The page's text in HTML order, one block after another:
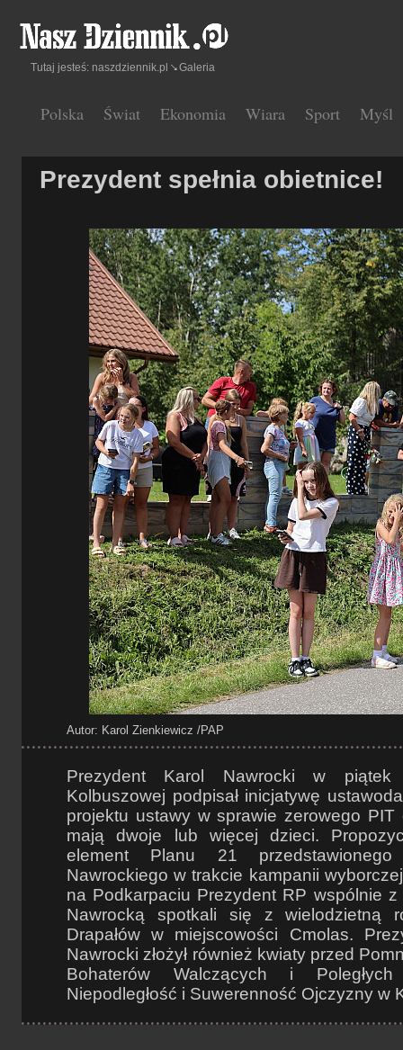
Polska Świat Ekonomia Wiara Sport Myśl
Tutaj jesteś: naszdziennik.pl Galeria
Prezydent spełnia obietnice!
Autor: Karol Zienkiewicz /PAP
Prezydent Karol Nawrocki w
Kolbuszowej podpisał inicjatywę
projektu ustawy w sprawie zerowego PIT
mają dwoje lub więcej dzieci.
element Planu 21
Nawrockiego w trakcie kampanii
na Podkarpaciu Prezydent RP wspólnie z
Nawrocką spotkali się z wielodzietną
Drapałów w miejscowości Cmolas.
Nawrocki złożył również kwiaty przed
Bohaterów Walczących i
Niepodległość i Suwerenność Ojczyzny w